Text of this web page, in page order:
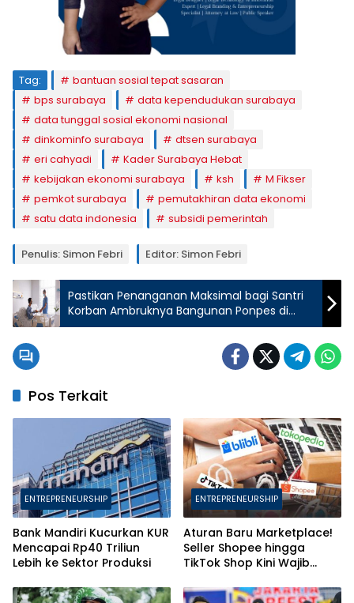
Tag:
bantuan sosial tepat sasaran
bps surabaya
data kependudukan surabaya
data tunggal sosial ekonomi nasional
dinkominfo surabaya
dtsen surabaya
eri cahyadi
Kader Surabaya Hebat
kebijakan ekonomi surabaya
ksh
M Fikser
pemkot surabaya
pemutakhiran data ekonomi
satu data indonesia
subsidi pemerintah
Penulis: Simon Febri Editor: Simon Febri
Pastikan Penanganan Maksimal bagi Santri
Korban Ambruknya Bangunan Ponpes di
Sidoarjo
Pos Terkait
ENTREPRENEURSHIP
Bank Mandiri Kucurkan KUR
Mencapai Rp40 Triliun
Lebih ke Sektor Produksi
ENTREPRENEURSHIP
Aturan Baru Marketplace!
Seller Shopee hingga
TikTok Shop Kini Wajib
BPJS